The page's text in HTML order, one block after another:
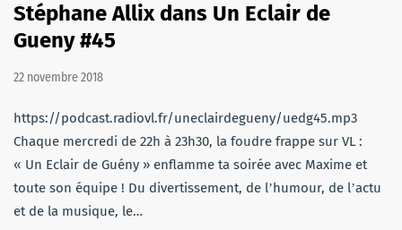
Stéphane Allix dans Un Eclair de
Gueny #45
22 novembre 2018
https://podcast.radiovl.fr/uneclairdegueny/uedg45.mp3
Chaque mercredi de 22h à 23h30, la foudre frappe sur VL :
« Un Eclair de Guény » enflamme ta soirée avec Maxime et
toute son équipe ! Du divertissement, de lʼhumour, de lʼactu
et de la musique, le…